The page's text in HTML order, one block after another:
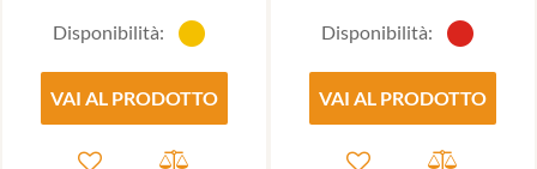
Disponibilità:
VAI AL PRODOTTO
Disponibilità:
VAI AL PRODOTTO